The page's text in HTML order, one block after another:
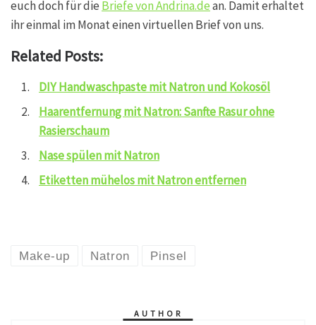
euch doch für dieBriefe von Andrina.dean. Damit erhaltet
ihr einmal im Monat einen virtuellen Brief von uns.
Related Posts:
DIY Handwaschpaste mit Natron und Kokosöl
Haarentfernung mit Natron: Sanfte Rasur ohne
Rasierschaum
Nase spülen mit Natron
Etiketten mühelos mit Natron entfernen
Make-up Natron Pinsel
AUTHOR